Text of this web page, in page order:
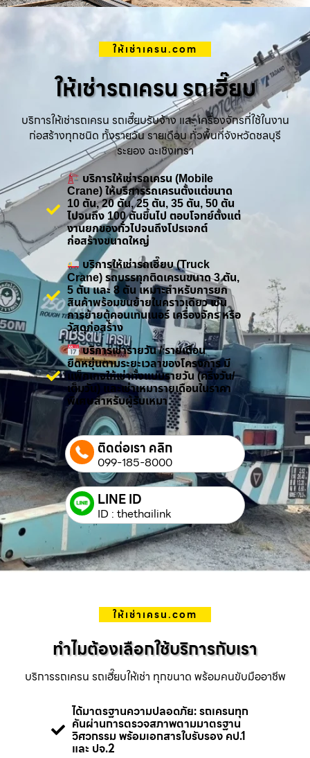
ให้เช่าเครน.com
ให้เช่ารถเครน รถเฮี๊ยบ
บริการให้เช่ารถเครน รถเฮี๊ยบรับจ้าง และ เครื่องจักรที่ใช้ในงาน
ก่อสร้างทุกชนิด ทั้งรายวัน รายเดือน ทั่วพื้นที่จังหวัดชลบุรี
ระยอง ฉะเชิงเทรา
บริการให้เช่ารถเครน (Mobile
Crane) ให้บริการรถเครนตั้งแต่ขนาด
10 ตัน, 20 ตัน, 25 ตัน, 35 ตัน, 50 ตัน
ไปจนถึง 100 ตันขึ้นไป ตอบโจทย์ตั้งแต่
งานยกของทั่วไปจนถึงโปรเจกต์
ก่อสร้างขนาดใหญ่
บริการให้เช่ารถเฮี๊ยบ (Truck
Crane) รถบรรทุกติดเครนขนาด 3 ตัน,
5 ตัน และ 8 ตัน เหมาะสำหรับการยก
สินค้าพร้อมขนย้ายในคราวเดียว เช่น
การย้ายตู้คอนเทนเนอร์ เครื่องจักร หรือ
วัสดุก่อสร้าง
บริการเช่ารายวัน / รายเดือน
ยืดหยุ่นตามระยะเวลาของโครงการ มี
แพ็กเกจให้เช่าทั้งแบบรายวัน (ครึ่งวัน/
เต็มวัน) และเช่าเหมารายเดือนในราคา
พิเศษสำหรับผู้รับเหมา
ติดต่อเรา คลิก
099-185-8000
LINE ID
ID : thethailink
ให้เช่าเครน.com
ทำไมต้องเลือกใช้บริการกับเรา
บริการรถเครน รถเฮี๊ยบให้เช่า ทุกขนาด พร้อมคนขับมืออาชีพ
ได้มาตรฐานความปลอดภัย: รถเครนทุก
คันผ่านการตรวจสภาพตามมาตรฐาน
วิศวกรรม พร้อมเอกสารใบรับรอง คป.1
และ ปจ.2